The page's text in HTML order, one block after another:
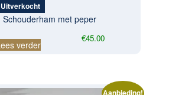
Uitverkocht
Schouderham met peper
€45.00
verder